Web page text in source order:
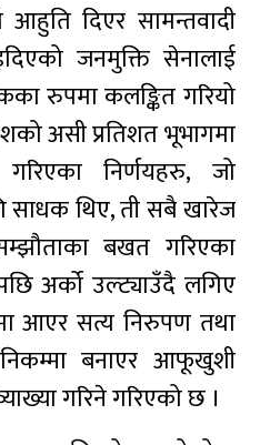
दिएर सामन्तवादी
जनमुक्ति सेनालाई
रुपमा कलङ्कित गरियो
असी प्रतिशत भूभागमा
निर्णयहरु, जो
साधक थिए, ती सबै खारेज
बखत गरिएका
अर्को उल्ट्याउँदै लगिए
आएर सत्य निरुपण तथा
बनाएर आफूखुशी
गरिने गरिएको छ ।